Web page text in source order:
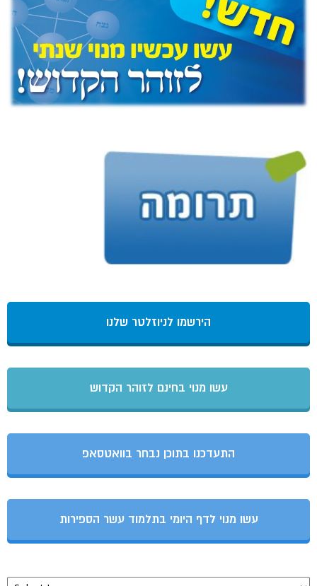
הירשמו לניוזלטר שלנו
עשו מנוי בחינם לזוהר הקדוש
התעדכנו בתוכן נבחר בוואטסאפ
עשו מנוי לדף היומי בתלמוד עשר הספירות